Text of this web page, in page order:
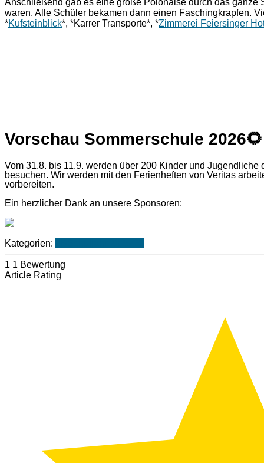
waren. Alle Schüler bekamen dann einen Faschingkrapfen.
*Kufsteinblick*, *Karrer Transporte*, *Zimmerei Feiersinger
Vorschau Sommerschule 2026🌻
Vom 31.8. bis 11.9. werden über 200 Kinder und
besuchen. Wir werden mit den Ferienheften von Veritas
vorbereiten.
Ein herzlicher Dank an unsere Sponsoren:
Kategorien:
1 1 Bewertung
Article Rating